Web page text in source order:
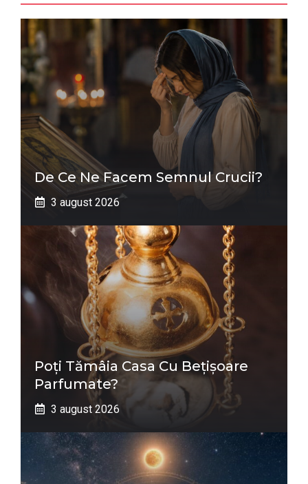
De Ce Ne Facem Semnul Crucii?
3 august 2026
Poți Tămâia Casa Cu Bețișoare
Parfumate?
3 august 2026